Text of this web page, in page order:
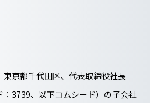
京都千代田区、代表取締役社長
：3739、以下コムシード）の子会社